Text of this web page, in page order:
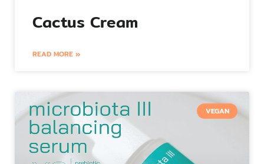
Cactus Cream
READ MORE »
VEGAN